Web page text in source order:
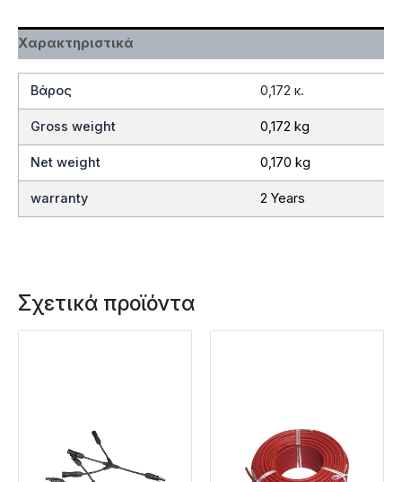
Χαρακτηριστικά
Βάρος 0,172 κ.
Gross weight 0,172 kg
Net weight 0,170 kg
warranty 2 Years
Σχετικά προϊόντα